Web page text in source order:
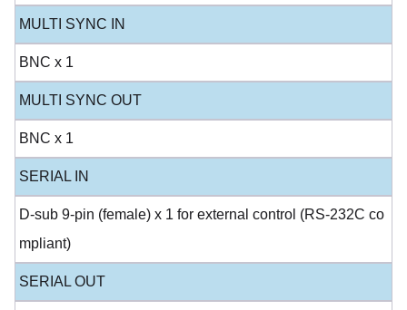
MULTI SYNC IN
BNC x 1
MULTI SYNC OUT
BNC x 1
SERIAL IN
D-sub 9-pin (female) x 1 for external control (RS-232C co
mpliant)
SERIAL OUT